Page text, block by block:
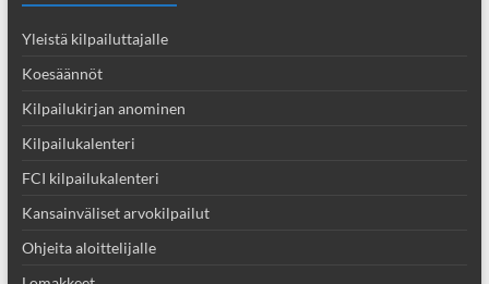
Yleistä kilpailuttajalle
Koesäännöt
Kilpailukirjan anominen
Kilpailukalenteri
FCI kilpailukalenteri
Kansainväliset arvokilpailut
Ohjeita aloittelijalle